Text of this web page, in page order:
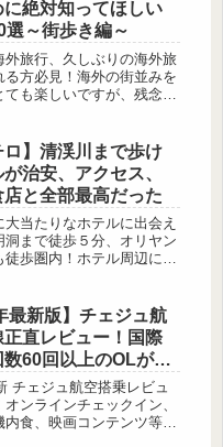
文では予約の仕方、リン
などを解説していきま
に絶対知ってほしい
選～街歩き編～
外旅行、久しぶりの海外旅
る方必見！海外の街並みを
も楽しいですが、残念な
ではなく、自分で注意/対
過ごすことが重要です！！
ロ】清渓川まで歩け
治安、アクセス、
店と全部最高だった
大当たりなホテルに出会え
洞まで徒歩５分、オリヤン
徒歩圏内！ホテル周辺には
ど共有いたします(^^)/Hotel
最新版】チェジュ航
正直レビュー！国際
数60回以上のOLが解
チェジュ航空搭乗レビュ
オンラインチェックイン、
内食、映画コンテンツ等を